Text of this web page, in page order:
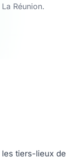
Réunion.
tiers-lieux de